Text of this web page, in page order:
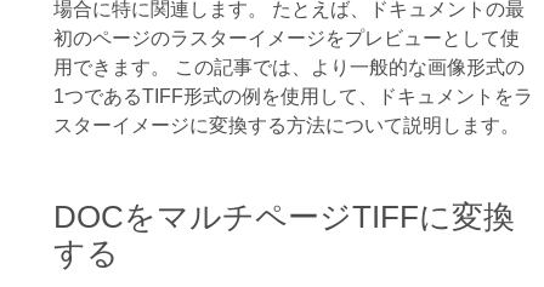
場合に特に関連します。 たとえば、ドキュメントの最
初のページのラスターイメージをプレビューとして使
用できます。 この記事では、より一般的な画像形式の
1つであるTIFF形式の例を使用して、ドキュメントをラ
スターイメージに変換する方法について説明します。
DOCをマルチページTIFFに変換
する